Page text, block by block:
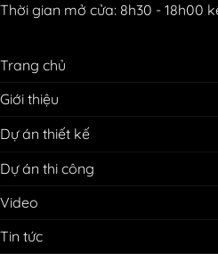
Thời gian mở cửa: 8h30 - 18h00
Trang chủ
Giới thiệu
Dự án thiết kế
Dự án thi công
Video
Tin tức